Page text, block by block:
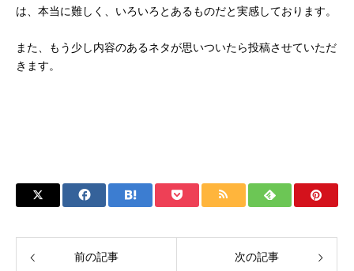
は、本当に難しく、いろいろとあるものだと実感しております。
また、もう少し内容のあるネタが思いついたら投稿させていただ
きます。
前の記事 次の記事